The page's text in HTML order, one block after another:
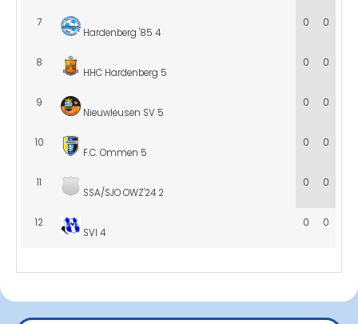
7
Hardenberg '85 4
0 0
8
HHC Hardenberg 5
0 0
9
Nieuwleusen SV 5
0 0
10
F.C. Ommen 5
0 0
11
SSA/SJO OWZ'24 2
0 0
12
SVI 4
0 0